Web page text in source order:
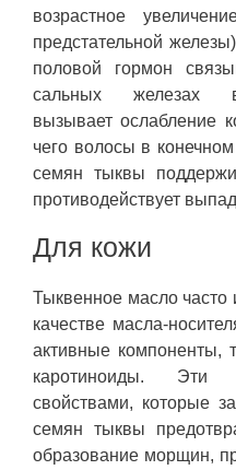
возрастное
предстательной
половой гормон
сальных железах
вызывает ослабление
чего волосы в
семян тыквы
противодействует
Для кожи
Тыквенное масло часто
качестве масла-
активные компоненты,
каротиноиды. Эти
свойствами, которые
семян тыквы
образование морщин,